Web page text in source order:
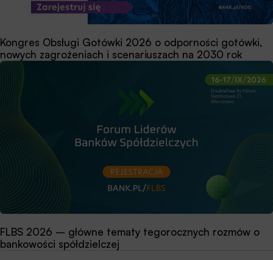
Kongres Obsługi Gotówki 2026 o odporności gotówki,
nowych zagrożeniach i scenariuszach na 2030 rok
FLBS 2026 – główne tematy tegorocznych rozmów o
bankowości spółdzielczej